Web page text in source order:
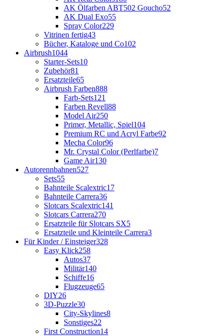
AK Ölfarben ABT502 Goucho52
AK Dual Exo55
Spray Color229
Vitrinen fertig43
Bücher, Kataloge und Co102
Airbrush1044
Starter-Sets10
Zubehör81
Ersatzteile65
Airbrush Farben888
Farb-Sets121
Farben Revell88
Model Air250
Primer, Metallic, Spiel104
Premium RC und Acryl Farbe92
Mecha Color96
Mr. Crystal Color (Perlfarbe)7
Game Air130
Autorennbahnen527
Sets55
Bahnteile Scalextric17
Bahnteile Carrera36
Slotcars Scalextric141
Slotcars Carrera270
Ersatzteile für Slotcars SX5
Ersatzteile und Kleinteile Carrera3
Für Kinder / Einsteiger328
Easy Klick258
Autos37
Militär140
Schiffe16
Flugzeuge65
DIY26
3D-Puzzle30
City-Skylines8
Sonstiges22
First Construction14